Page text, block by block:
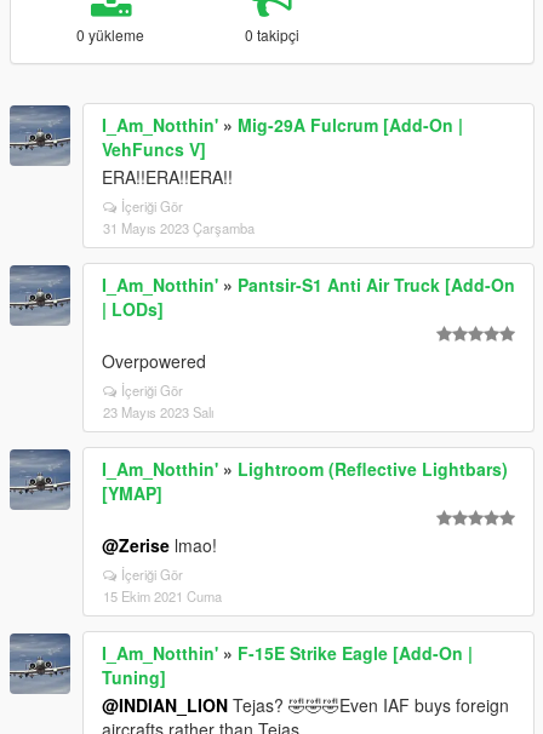
0 yükleme 0 takipçi
I_Am_Notthin' » Mig-29A Fulcrum [Add-On |
VehFuncs V]
ERA!!ERA!!ERA!!
İçeriği Gör
31 Mayıs 2023 Çarşamba
I_Am_Notthin' » Pantsir-S1 Anti Air Truck [Add-On
| LODs]
Overpowered
İçeriği Gör
23 Mayıs 2023 Salı
I_Am_Notthin' » Lightroom (Reflective Lightbars)
[YMAP]
@Zerise lmao!
İçeriği Gör
15 Ekim 2021 Cuma
I_Am_Notthin' » F-15E Strike Eagle [Add-On |
Tuning]
@INDIAN_LION Tejas? 🤣🤣🤣Even IAF buys foreign